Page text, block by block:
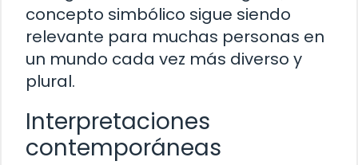
concepto simbólico sigue siendo
relevante para muchas personas en
un mundo cada vez más diverso y
plural.
Interpretaciones
contemporáneas